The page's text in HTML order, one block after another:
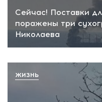
Сейчас! Поставки
поражены три
Николаева
ЖИЗНЬ